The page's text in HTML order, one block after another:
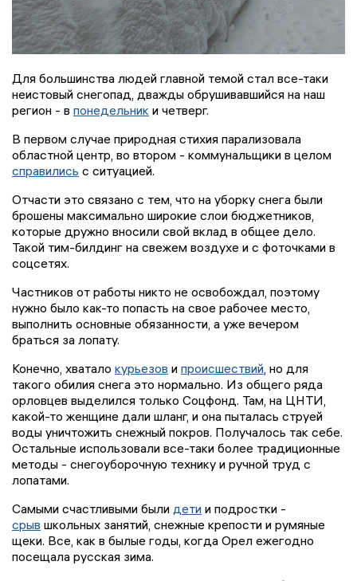
Для большинства людей главной темой стал все-таки
неистовый снегопад, дважды обрушивавшийся на наш
регион - в понедельник и четверг.
В первом случае природная стихия парализовала
областной центр, во втором - коммунальщики в целом
справились с ситуацией.
Отчасти это связано с тем, что на уборку снега были
брошены максимально широкие слои бюджетников,
которые дружно вносили свой вклад в общее дело.
Такой тим-билдинг на свежем воздухе и с фоточками в
соцсетях.
Частников от работы никто не освобождал, поэтому
нужно было как-то попасть на свое рабочее место,
выполнить основные обязанности, а уже вечером
браться за лопату.
Конечно, хватало курьезов и происшествий, но для
такого обилия снега это нормально. Из общего ряда
орловцев выделился только Соцфонд. Там, на ЦНТИ,
какой-то женщине дали шланг, и она пыталась струей
воды уничтожить снежный покров. Получалось так себе.
Остальные использовали все-таки более традиционные
методы - снегоуборочную технику и ручной труд с
лопатами.
Самыми счастливыми были дети и подростки -
срыв школьных занятий, снежные крепости и румяные
щеки. Все, как в былые годы, когда Орел ежегодно
посещала русская зима.